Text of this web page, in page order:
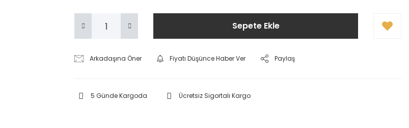
Sepete Ekle
Arkadaşına Öner Fiyatı Düşünce Haber Ver Paylaş
5 Günde Kargoda Ücretsiz Sigortalı Kargo